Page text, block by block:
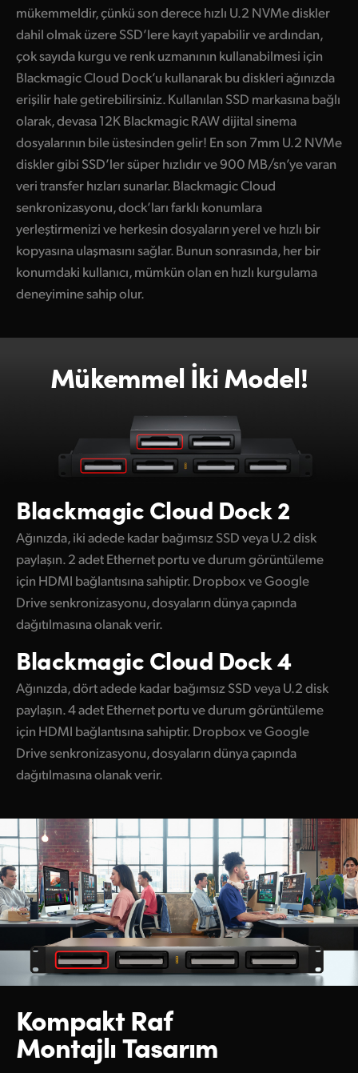
mükemmeldir, çünkü son derece hızlı U.2 NVMe diskler
dahil olmak üzere SSD’lere kayıt yapabilir ve ardından,
çok sayıda kurgu ve renk uzmanının kullanabilmesi için
Blackmagic Cloud Dock’u kullanarak bu diskleri ağınızda
erişilir hale getirebilirsiniz. Kullanılan SSD markasına bağlı
olarak, devasa 12K Blackmagic RAW dijital sinema
dosyalarının bile üstesinden gelir! En son 7mm U.2 NVMe
diskler gibi SSD’ler süper hızlıdır ve 900 MB/sn’ye varan
veri transfer hızları sunarlar. Blackmagic Cloud
senkronizasyonu, dock’ları farklı konumlara
yerleştirmenizi ve herkesin dosyaların yerel ve hızlı bir
kopyasına ulaşmasını sağlar. Bunun sonrasında, her bir
konumdaki kullanıcı, mümkün olan en hızlı kurgulama
deneyimine sahip olur.
Mükemmel İki Model!
Blackmagic Cloud Dock 2
Ağınızda, iki adede kadar bağımsız SSD veya U.2 disk
paylaşın. 2 adet Ethernet portu ve durum görüntüleme
için HDMI bağlantısına sahiptir. Dropbox ve Google
Drive senkronizasyonu, dosyaların dünya çapında
dağıtılmasına olanak verir.
Blackmagic Cloud Dock 4
Ağınızda, dört adede kadar bağımsız SSD veya U.2 disk
paylaşın. 4 adet Ethernet portu ve durum görüntüleme
için HDMI bağlantısına sahiptir. Dropbox ve Google
Drive senkronizasyonu, dosyaların dünya çapında
dağıtılmasına olanak verir.
Kompakt Raf
Montajlı Tasarım